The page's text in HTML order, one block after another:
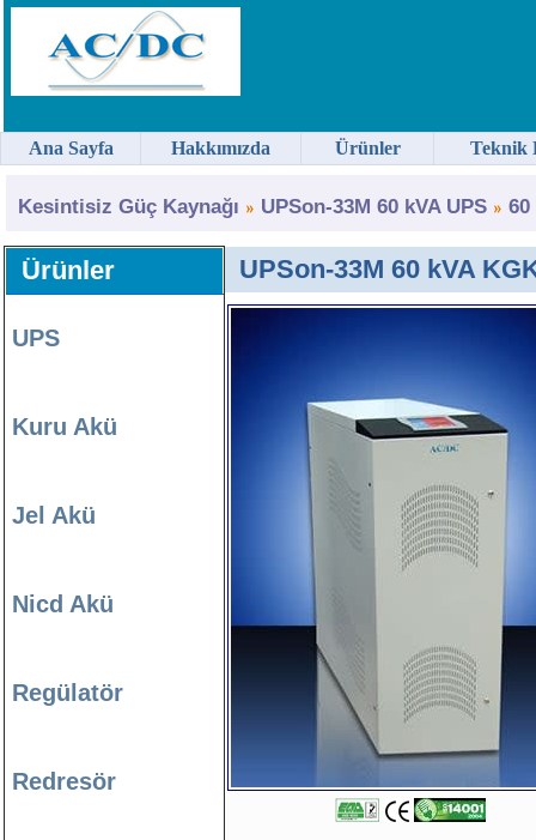
Kesintisiz Güç Kaynağı UPSon-33M 60 kVA UPS 60
Ürünler
UPS
Kuru Akü
Jel Akü
Nicd Akü
Regülatör
Redresör
UPSon-33M 60 kVA
Ana Sayfa Hakkımızda Ürünler Teknik